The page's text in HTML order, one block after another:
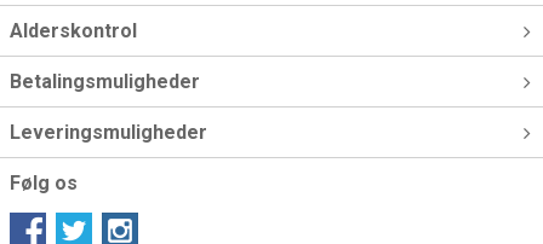
Alderskontrol
Betalingsmuligheder
Leveringsmuligheder
Følg os